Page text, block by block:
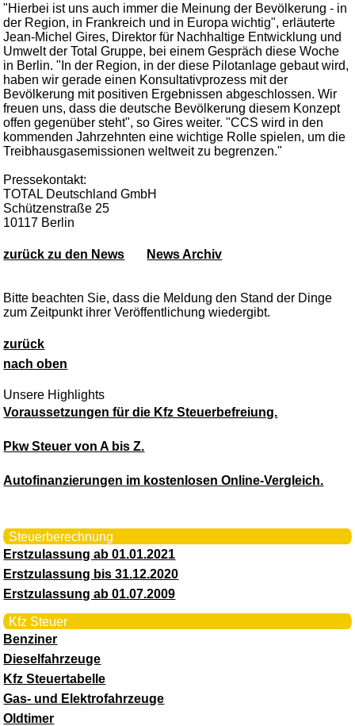
"Hierbei ist uns auch immer die Meinung der Bevölkerung - in
der Region, in Frankreich und in Europa wichtig", erläuterte
Jean-Michel Gires, Direktor für Nachhaltige Entwicklung und
Umwelt der Total Gruppe, bei einem Gespräch diese Woche
in Berlin. "In der Region, in der diese Pilotanlage gebaut wird,
haben wir gerade einen Konsultativprozess mit der
Bevölkerung mit positiven Ergebnissen abgeschlossen. Wir
freuen uns, dass die deutsche Bevölkerung diesem Konzept
offen gegenüber steht", so Gires weiter. "CCS wird in den
kommenden Jahrzehnten eine wichtige Rolle spielen, um die
Treibhausgasemissionen weltweit zu begrenzen."
Pressekontakt:
TOTAL Deutschland GmbH
Schützenstraße 25
10117 Berlin
zurück zu den News News Archiv
Bitte beachten Sie, dass die Meldung den Stand der Dinge
zum Zeitpunkt ihrer Veröffentlichung wiedergibt.
zurück
nach oben
Unsere Highlights
Voraussetzungen für die Kfz Steuerbefreiung.
Pkw Steuer von A bis Z.
Autofinanzierungen im kostenlosen Online-Vergleich.
Steuerberechnung
Erstzulassung ab 01.01.2021
Erstzulassung bis 31.12.2020
Erstzulassung ab 01.07.2009
Kfz Steuer
Benziner
Dieselfahrzeuge
Kfz Steuertabelle
Gas- und Elektrofahrzeuge
Oldtimer